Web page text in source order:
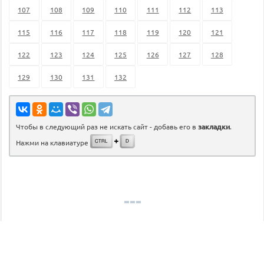
107 108 109 110 111 112 113
115 116 117 118 119 120 121
122 123 124 125 126 127 128
129 130 131 132
Чтобы в следующий раз не искать сайт - добавь его в закладки.
Нажми на клавиатуре